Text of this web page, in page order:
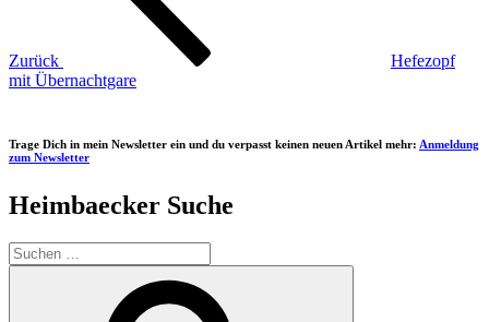
Zurück
Hefezopf
mit Übernachtgare
Trage Dich in mein Newsletter ein und du verpasst keinen neuen Artikel mehr: Anmeldung
zum Newsletter
Heimbaecker Suche
Suchen
nach: